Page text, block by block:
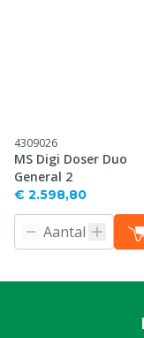
4309026
MS Digi Doser Duo
General 2
€ 2.598,80